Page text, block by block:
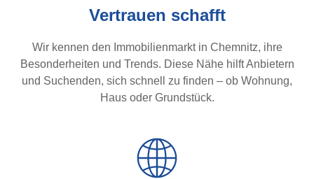
Vertrauen schafft
Wir kennen den Immobilienmarkt in Chemnitz, ihre
Besonderheiten und Trends. Diese Nähe hilft Anbietern
und Suchenden, sich schnell zu finden – ob Wohnung,
Haus oder Grundstück.